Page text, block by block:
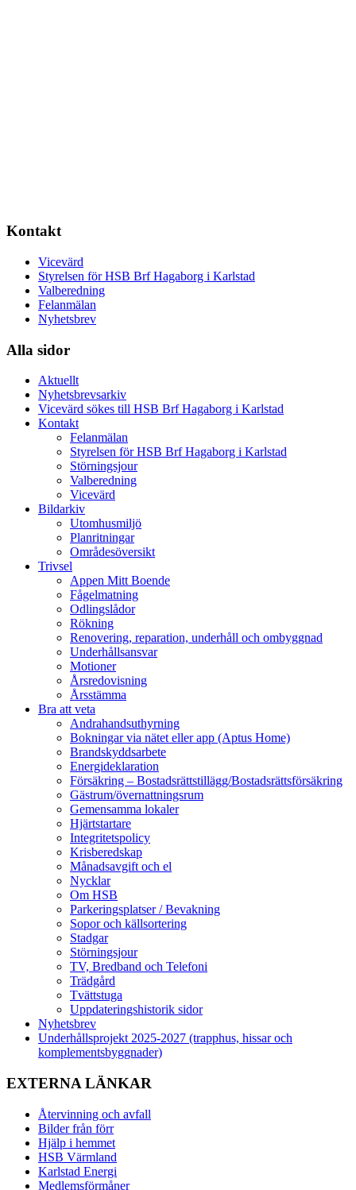
Kontakt
Vicevärd
Styrelsen för HSB Brf Hagaborg i Karlstad
Valberedning
Felanmälan
Nyhetsbrev
Alla sidor
Aktuellt
Nyhetsbrevsarkiv
Vicevärd sökes till HSB Brf Hagaborg i Karlstad
Kontakt
Felanmälan
Styrelsen för HSB Brf Hagaborg i Karlstad
Störningsjour
Valberedning
Vicevärd
Bildarkiv
Utomhusmiljö
Planritningar
Områdesöversikt
Trivsel
Appen Mitt Boende
Fågelmatning
Odlingslådor
Rökning
Renovering, reparation, underhåll och ombyggnad
Underhållsansvar
Motioner
Årsredovisning
Årsstämma
Bra att veta
Andrahandsuthyrning
Bokningar via nätet eller app (Aptus Home)
Brandskyddsarbete
Energideklaration
Försäkring – Bostadsrättstillägg/Bostadsrättsförsäkring
Gästrum/övernattningsrum
Gemensamma lokaler
Hjärtstartare
Integritetspolicy
Krisberedskap
Månadsavgift och el
Nycklar
Om HSB
Parkeringsplatser / Bevakning
Sopor och källsortering
Stadgar
Störningsjour
TV, Bredband och Telefoni
Trädgård
Tvättstuga
Uppdateringshistorik sidor
Nyhetsbrev
Underhållsprojekt 2025-2027 (trapphus, hissar och
komplementsbyggnader)
EXTERNA LÄNKAR
Återvinning och avfall
Bilder från förr
Hjälp i hemmet
HSB Värmland
Karlstad Energi
Medlemsförmåner